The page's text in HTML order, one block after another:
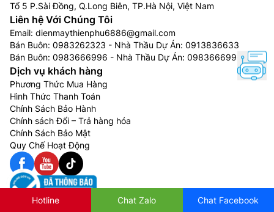
Tổ 5 P.Sài Đồng, Q.Long Biên, TP.Hà Nội, Việt Nam
Liên hệ Với Chúng Tôi
Email: dienmaythienphu6886@gmail.com
Bán Buôn: 0983262323 - Nhà Thầu Dự Án: 0913836633
Bán Buôn: 0983666996 - Nhà Thầu Dự Án: 0983666996
Dịch vụ khách hàng
Phương Thức Mua Hàng
Hình Thức Thanh Toán
Chính Sách Bảo Hành
Chính sách Đổi – Trả hàng hóa
Chính Sách Bảo Mật
Quy Chế Hoạt Động
Hotline Chat Zalo Chat Facebook